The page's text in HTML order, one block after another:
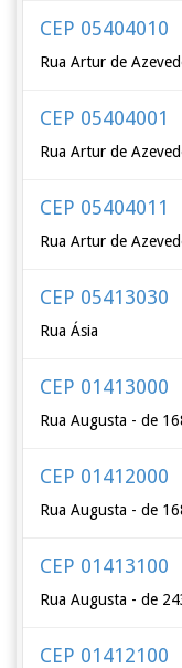
CEP 05404010
Rua Artur de
CEP 05404001
Rua Artur de
CEP 05404011
Rua Artur de
CEP 05413030
Rua Ásia
CEP 01413000
Rua Augusta - de
CEP 01412000
Rua Augusta - de
CEP 01413100
Rua Augusta - de
CEP 01412100